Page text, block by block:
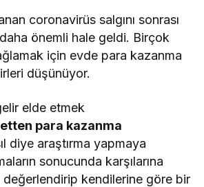
coronavirüs salgını sonrası
önemli hale geldi. Birçok
için evde para kazanma
düşünüyor.
elde etmek
para kazanma
diye araştırma yapmaya
sonucunda karşılarına
değerlendirip kendilerine göre bir